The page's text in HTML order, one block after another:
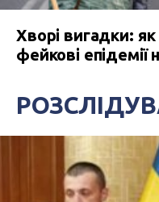
Хворі вигадки:
фейкові епідемії